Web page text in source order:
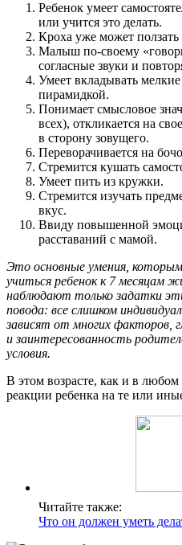
Ребенок умеет
или учится это делать.
Кроха уже может ползать
Малыш по-своему
согласные звуки и
Умеет вкладывать
пирамидкой.
Понимает смысловое
всех), откликается на
в сторону зовущего.
Переворачивается на
Стремится кушать
Умеет пить из кружки.
Стремится изучать
вкус.
Ввиду повышенной
расставаний с мамой.
Это основные умения,
учиться ребенок к 7 месяцам
наблюдают только задатки
повода: все слишком
зависят от многих факторов,
и заинтересованность
условия.
В этом возрасте, как и в любом
реакции ребенка на те или
Читайте также:
Что он должен уметь